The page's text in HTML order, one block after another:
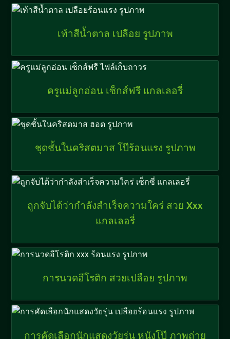
เท้าสีน้ำตาล เปลือย รูปภาพ
ครูแม่ลูกอ่อน เซ็กส์ฟรี แกลเลอรี่
ชุดชั้นในคริสตมาส โป๊ร้อนแรง รูปภาพ
ถูกจับได้ว่ากำลังสำเร็จความใคร่ สวย Xxx
แกลเลอรี่
การนวดอีโรติก สวยเปลือย รูปภาพ
การคัดเลือกนักแสดงวัยรุ่น หนังโป๊ ภาพถ่าย